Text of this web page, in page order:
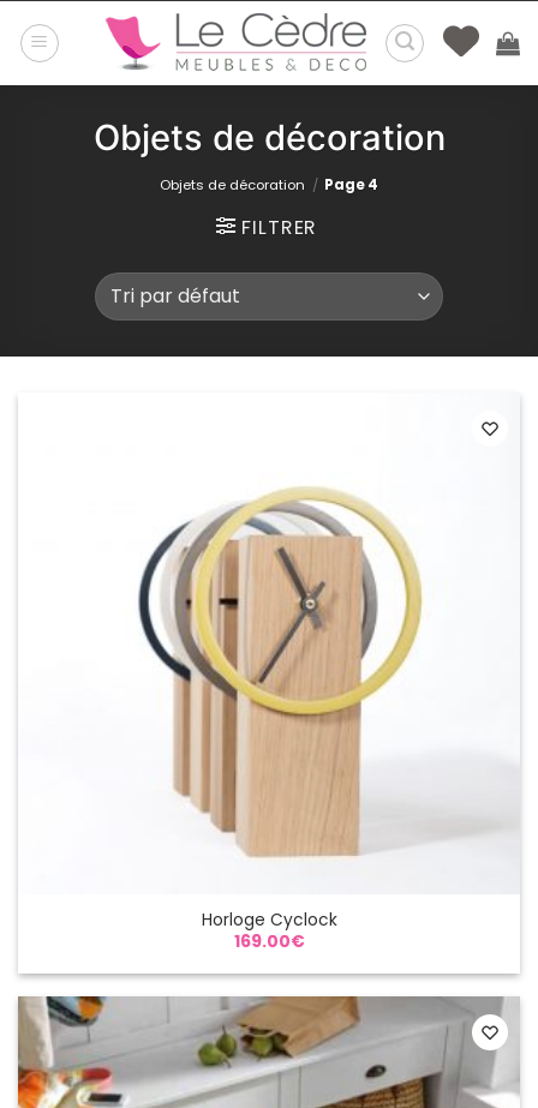
au
Objets de décoration
Objets de décoration / Page 4
FILTRER
Horloge Cyclock
169.00€